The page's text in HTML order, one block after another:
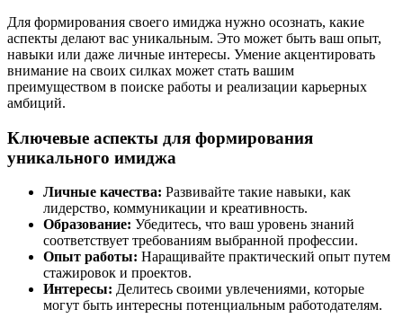
Для формирования своего имиджа нужно осознать, какие
аспекты делают вас уникальным. Это может быть ваш опыт,
навыки или даже личные интересы. Умение акцентировать
внимание на своих силках может стать вашим
преимуществом в поиске работы и реализации карьерных
амбиций.
Ключевые аспекты для формирования
уникального имиджа
Личные качества: Развивайте такие навыки, как
лидерство, коммуникации и креативность.
Образование: Убедитесь, что ваш уровень знаний
соответствует требованиям выбранной профессии.
Опыт работы: Наращивайте практический опыт путем
стажировок и проектов.
Интересы: Делитесь своими увлечениями, которые
могут быть интересны потенциальным работодателям.